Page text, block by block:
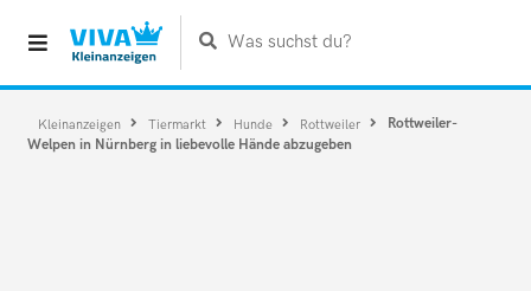
Was suchst du?
Kleinanzeigen Tiermarkt Hunde Rottweiler
Rottweiler-
Welpen in Nürnberg in liebevolle Hände abzugeben